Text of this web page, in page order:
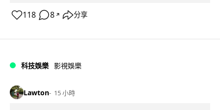
118 8 ↗ 分享
科技娛樂 影視娛樂
Lawton 15 小時